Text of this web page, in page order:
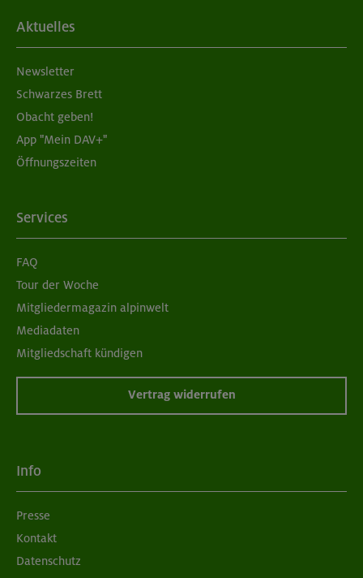
Aktuelles
Newsletter
Schwarzes Brett
Obacht geben!
App "Mein DAV+"
Öffnungszeiten
Services
FAQ
Tour der Woche
Mitgliedermagazin alpinwelt
Mediadaten
Mitgliedschaft kündigen
Vertrag widerrufen
Info
Presse
Kontakt
Datenschutz